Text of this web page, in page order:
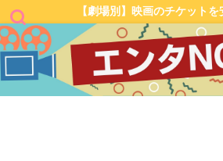
【劇場別】映画のチケットを